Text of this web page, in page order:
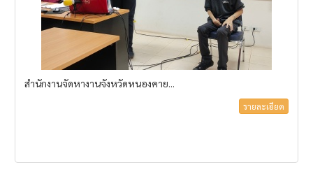
สำนักงานจัดหางานจังหวัดหนองคาย...
รายละเอียด